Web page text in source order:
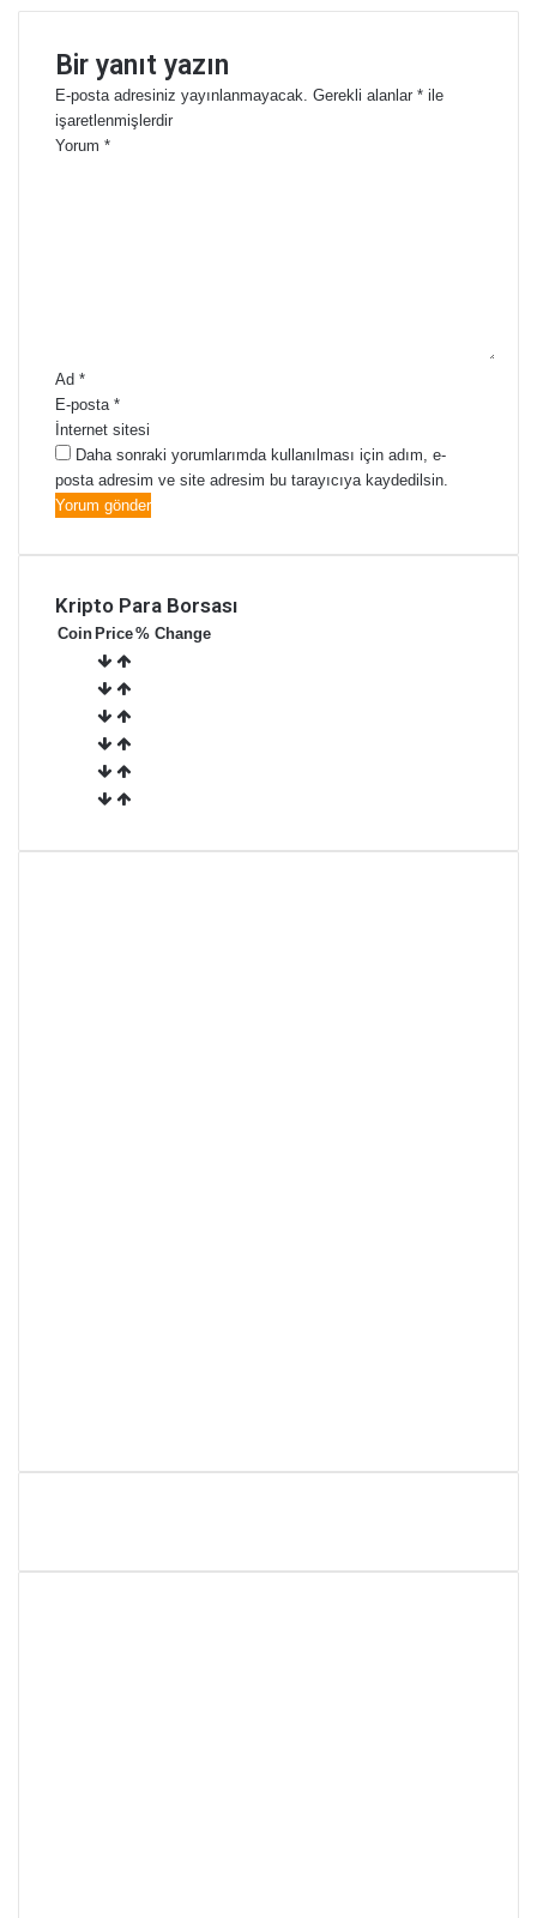
Bir yanıt yazın
E-posta adresiniz yayınlanmayacak. Gerekli alanlar * ile
işaretlenmişlerdir
Yorum *
Ad *
E-posta *
İnternet sitesi
Daha sonraki yorumlarımda kullanılması için adım, e-
posta adresim ve site adresim bu tarayıcıya kaydedilsin.
Kripto Para Borsası
Coin Price% Change